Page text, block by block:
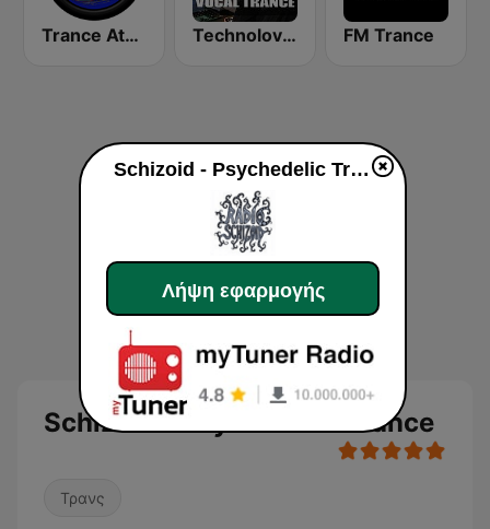
Trance Athena Technolovers - VOCAL TRANCE FM Trance
Schizoid - Psychedelic Trance
Τρανς
Schizoid - Psychedelic Trance
Λήψη εφαρμογής